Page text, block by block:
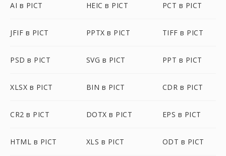
AI в PICT HEIC в PICT PCT в PICT
JFIF в PICT PPTX в PICT TIFF в PICT
PSD в PICT SVG в PICT PPT в PICT
XLSX в PICT BIN в PICT CDR в PICT
CR2 в PICT DOTX в PICT EPS в PICT
HTML в PICT XLS в PICT ODT в PICT